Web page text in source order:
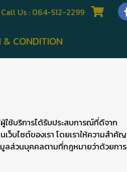
Call Us : 064-512-2299
& CONDITION
ใช้บริการได้รับประสบการณ์ที่ดีจาก
ว็บไซต์ของเรา โดยเราให้ความสำคัญ
ลส่วนบุคคลตามที่กฎหมายว่าด้วยการ